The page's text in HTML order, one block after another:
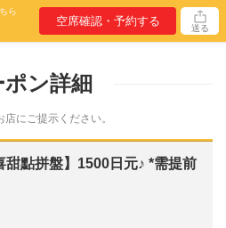
ら
空席確認・予約する 送る
ポン詳細
店にご提示ください。
甜點拼盤】1500日元♪ *需提前